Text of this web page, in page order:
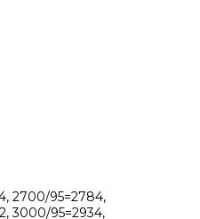
2700/95=2784,
3000/95=2934,